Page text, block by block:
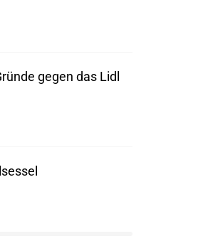
gegen das Lidl